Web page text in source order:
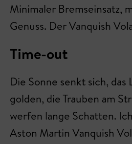
Minimaler Bremseinsatz,
Genuss. Der Vanquish
Time-out
Die Sonne senkt sich, das
golden, die Trauben am
werfen lange Schatten.
Aston Martin Vanquish